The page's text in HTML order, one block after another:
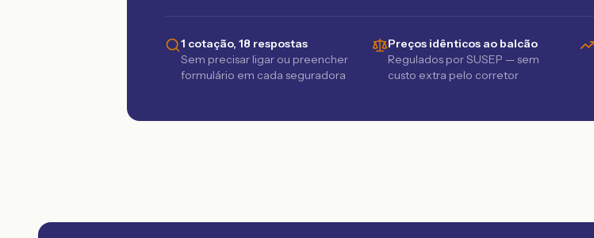
1 cotação, 18 respostas
Sem precisar ligar ou preencher
formulário em cada seguradora
Preços idênticos ao balcão
Regulados por SUSEP — sem
custo extra pelo corretor